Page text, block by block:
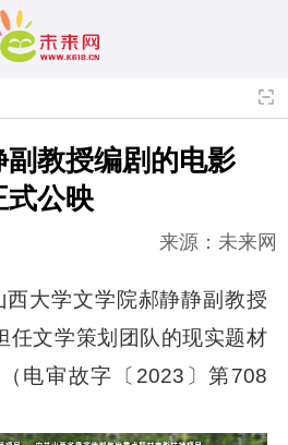
教授编剧的电影
式公映
来源：未来网
大学文学院郝静静副教授
任文学策划团队的现实题材
电审故字〔2023〕第708